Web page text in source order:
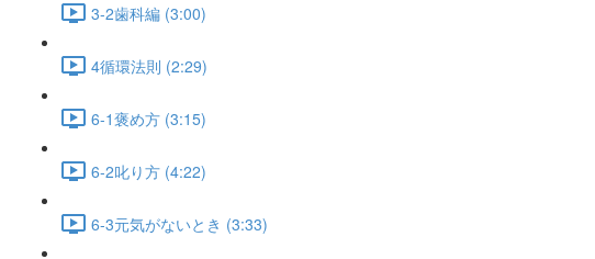
3-2歯科編 (3:00)
4循環法則 (2:29)
6-1褒め方 (3:15)
6-2叱り方 (4:22)
6-3元気がないとき (3:33)